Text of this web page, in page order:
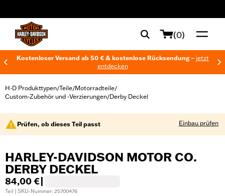
(0)
Kostenloser Versand ab 50 € & kostenlose Rücksendung – jetzt
entdecken
H-D Produkttypen/Teile/Motorradteile/
Custom-Zubehör und -Verzierungen/Derby Deckel
Prüfen, ob dieses Teil passt Einbau prüfen
HARLEY-DAVIDSON MOTOR CO.
DERBY DECKEL
84,00 €
Teil | SKU-Nummer: 25700476